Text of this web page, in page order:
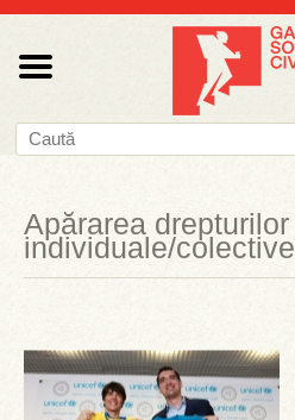
Apărarea drepturilor
individuale/colective